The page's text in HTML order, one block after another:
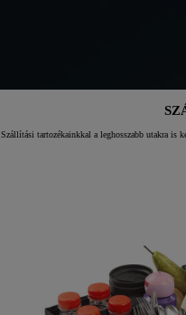
Szállítási tartozékainkkal a leghosszabb utakra is